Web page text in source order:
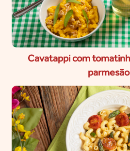
Cavatappi com
parmesão